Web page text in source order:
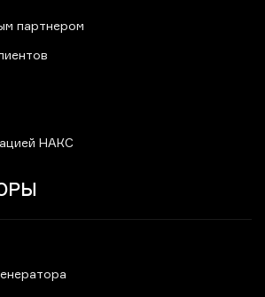
партнером
НАКС